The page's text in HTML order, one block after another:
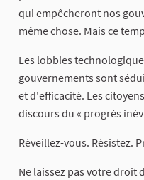
qui empêcheront nos
même chose. Mais ce
Les lobbies
gouvernements sont
et d'efficacité. Les
discours du « progrès
Réveillez-vous. Résistez.
Ne laissez pas votre droit